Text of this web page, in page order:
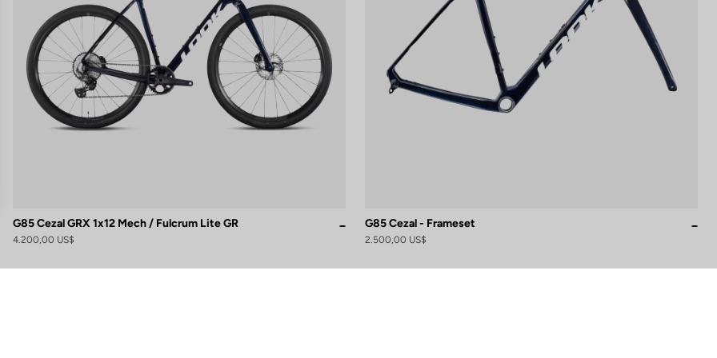
G85 Cezal GRX 1x12 Mech / Fulcrum Lite GR
4.200,00 US$
G85 Cezal - Frameset
2.500,00 US$
garantizando el cumplimiento de las regulaciones. Personaliza tus preferencias para controlar cómo se maneja tu información.